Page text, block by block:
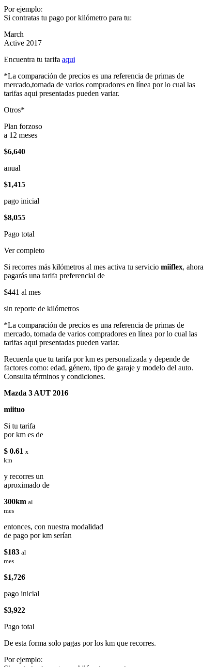
Por ejemplo:
Si contratas tu pago por kilómetro para tu:
March
Active 2017
Encuentra tu tarifa aqui
*La comparación de precios es una referencia de primas de
mercado,tomada de varios compradores en línea por lo cual las
tarifas aqui presentadas pueden variar.
Otros*
Plan forzoso
a 12 meses
$6,640
anual
$1,415
pago inicial
$8,055
Pago total
Ver completo
Si recorres más kilómetros al mes activa tu servicio miiflex, ahora
pagarás una tarifa preferencial de
$441 al mes
sin reporte de kilómetros
*La comparación de precios es una referencia de primas de
mercado, tomada de varios compradores en línea por lo cual las
tarifas aqui presentadas pueden variar.
Recuerda que tu tarifa por km es personalizada y depende de
factores como: edad, género, tipo de garaje y modelo del auto.
Consulta términos y condiciones.
Mazda 3 AUT 2016
miituo
Si tu tarifa
por km es de
$ 0.61 x
km
y recorres un
aproximado de
300km al
mes
entonces, con nuestra modalidad
de pago por km serían
$183 al
mes
$1,726
pago inicial
$3,922
Pago total
De esta forma solo pagas por los km que recorres.
Por ejemplo: